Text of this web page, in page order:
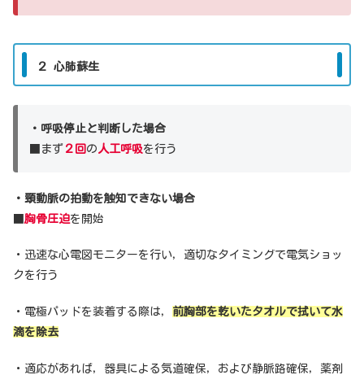
２ 心肺蘇生
・呼吸停止と判断した場合
■まず ２回の 人工呼吸を行う
・頸動脈の拍動を触知できない場合
胸骨圧迫を開始
・迅速な心電図モニターを行い，適切なタイミングで電気ショッ
クを行う
・電極パッドを装着する際は， 前胸部を乾いたタオルで拭いて水
滴を除去
・適応があれば，器具による気道確保，および静脈路確保，薬剤